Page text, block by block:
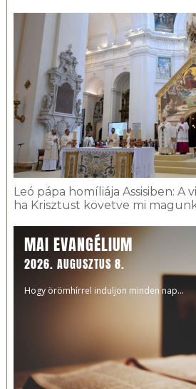
Leó pápa homíliája Assisiben: A
ha Krisztust követve mi
MAI EVANGÉLIUM
2026. AUGUSZTUS 8.
Hogy örömhírrel induljon minden nap...